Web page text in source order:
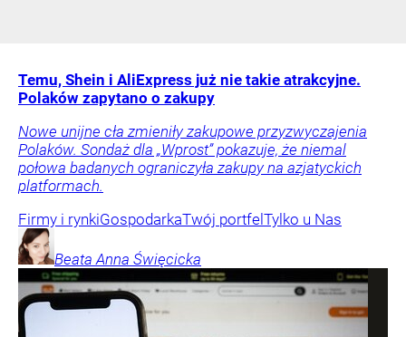
Temu, Shein i AliExpress już nie takie atrakcyjne.
Polaków zapytano o zakupy
Nowe unijne cła zmieniły zakupowe przyzwyczajenia
Polaków. Sondaż dla „Wprost” pokazuje, że niemal
połowa badanych ograniczyła zakupy na azjatyckich
platformach.
Firmy i rynkiGospodarkaTwój portfel Tylko u Nas
Beata Anna Święcicka